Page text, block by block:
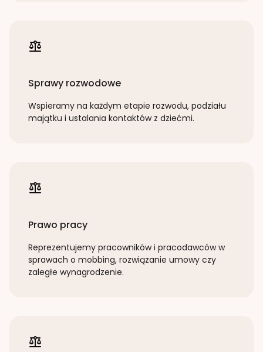
Sprawy rozwodowe
Wspieramy na każdym etapie rozwodu, podziału
majątku i ustalania kontaktów z dziećmi.
Prawo pracy
Reprezentujemy pracowników i pracodawców w
sprawach o mobbing, rozwiązanie umowy czy
zaległe wynagrodzenie.